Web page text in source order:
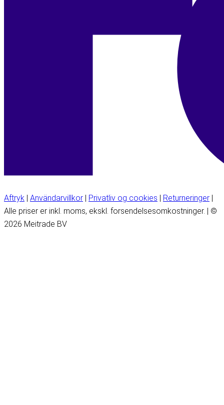
Aftryk | Användarvillkor | Privatliv og cookies | Returneringer |
Alle priser er inkl. moms, ekskl. forsendelsesomkostninger. | ©
2026 Meitrade BV